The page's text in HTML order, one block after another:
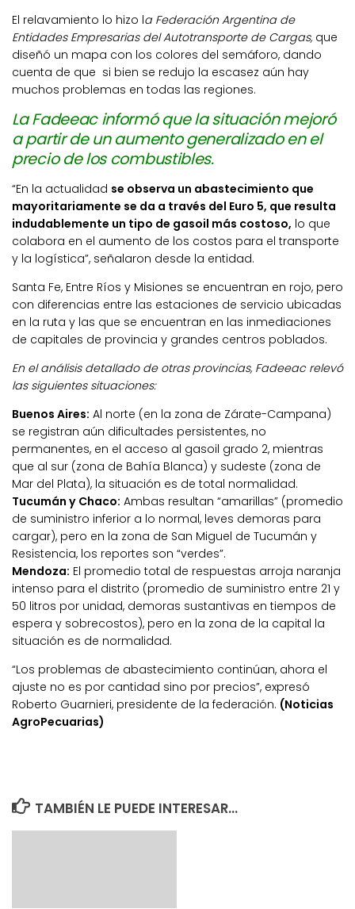
El relavamiento lo hizo la Federación Argentina de
Entidades Empresarias del Autotransporte de Cargas,que
diseñó un mapa con los colores del semáforo, dando
cuenta de que si bien se redujo la escasez aún hay
muchos problemas en todas las regiones.
La Fadeeac informó que la situación mejoró
a partir de un aumento generalizado en el
precio de los combustibles.
“En la actualidad se observa un abastecimiento que
mayoritariamente se da a través del Euro 5, que resulta
indudablemente un tipo de gasoil más costoso, lo que
colabora en el aumento de los costos para el transporte
y la logística”, señalaron desde la entidad.
Santa Fe, Entre Ríos y Misiones se encuentran en rojo, pero
con diferencias entre las estaciones de servicio ubicadas
en la ruta y las que se encuentran en las inmediaciones
de capitales de provincia y grandes centros poblados.
En el análisis detallado de otras provincias, Fadeeac relevó
las siguientes situaciones:
Buenos Aires: Al norte (en la zona de Zárate-Campana)
se registran aún dificultades persistentes, no
permanentes, en el acceso al gasoil grado 2, mientras
que al sur (zona de Bahía Blanca) y sudeste (zona de
Mar del Plata), la situación es de total normalidad.
Tucumán y Chaco: Ambas resultan “amarillas” (promedio
de suministro inferior a lo normal, leves demoras para
cargar), pero en la zona de San Miguel de Tucumán y
Resistencia, los reportes son “verdes”.
Mendoza: El promedio total de respuestas arroja naranja
intenso para el distrito (promedio de suministro entre 21 y
50 litros por unidad, demoras sustantivas en tiempos de
espera y sobrecostos), pero en la zona de la capital la
situación es de normalidad.
“Los problemas de abastecimiento continúan, ahora el
ajuste no es por cantidad sino por precios”, expresó
Roberto Guarnieri, presidente de la federación. (Noticias
AgroPecuarias)
TAMBIÉN LE PUEDE INTERESAR...